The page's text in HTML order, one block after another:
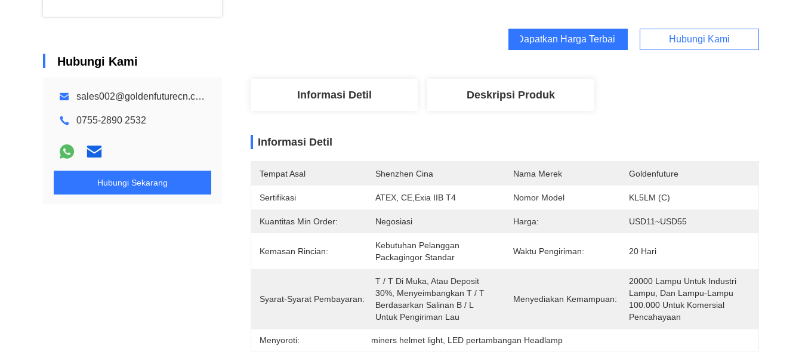
Hubungi Kami
sales002@goldenfuturecn.com
0755-2890 2532
Hubungi Sekarang
Dapatkan Harga Terbaik Hubungi Kami
Informasi Detil Deskripsi Produk
Informasi Detil
Tempat Asal Shenzhen Cina Nama Merek Goldenfuture
Sertifikasi ATEX, CE,Exia IIB T4 Nomor Model KL5LM (C)
Kuantitas Min Order: Negosiasi Harga: USD11~USD55
Kemasan Rincian:
Kebutuhan Pelanggan
Packagingor Standar
Waktu Pengiriman: 20 Hari
Syarat-Syarat Pembayaran:
T / T Di Muka, Atau Deposit
30%, Menyeimbangkan T / T
Berdasarkan Salinan B / L
Untuk Pengiriman Lau
Menyediakan Kemampuan:
20000 Lampu Untuk Industri
Lampu, Dan Lampu-Lampu
100.000 Untuk Komersial
Pencahayaan
Menyoroti: miners helmet light LED pertambangan Headlamp